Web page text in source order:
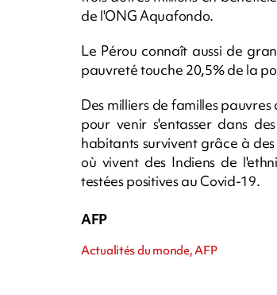
de l'ONG Aquafondo.
Le Pérou connaît aussi de
pauvreté touche 20,5% de la
Des milliers de familles
pour venir s'entasser dans
habitants survivent grâce à
où vivent des Indiens de
testées positives au Covid-19.
AFP
Actualités du monde, AFP